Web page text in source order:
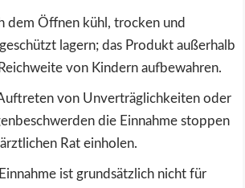
dem Öffnen kühl, trocken und
lagern; das Produkt außerhalb
von Kindern aufbewahren.
von Unverträglichkeiten oder
die Einnahme stoppen
Rat einholen.
ist grundsätzlich nicht für